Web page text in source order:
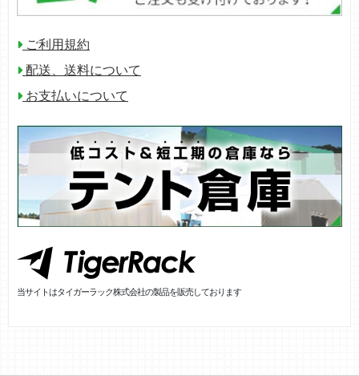
ご利用規約
配送、送料について
お支払いについて
当サイトはタイガーラック株式会社の製品を販売しております